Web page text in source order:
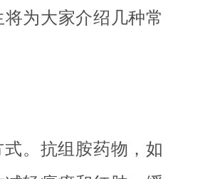
为大家介绍几种常
。抗组胺药物，如